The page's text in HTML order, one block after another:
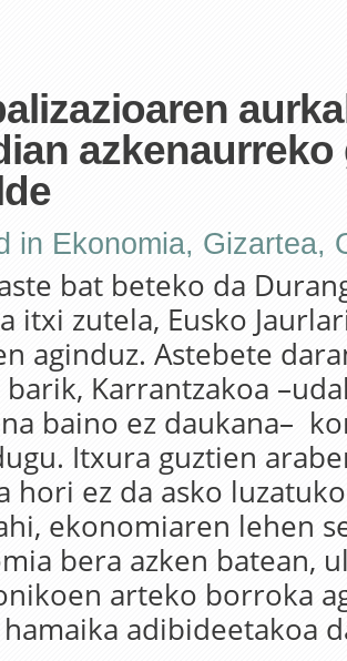
azkenaurreko
in Ekonomia, Gizartea,
bat beteko da
itxi zutela, Eusko
aginduz. Astebete
Karrantzakoa
baino ez daukana–
Itxura guztien
hori ez da asko
ekonomiaren lehen
bera azken batean,
arteko borroka
adibideetakoa